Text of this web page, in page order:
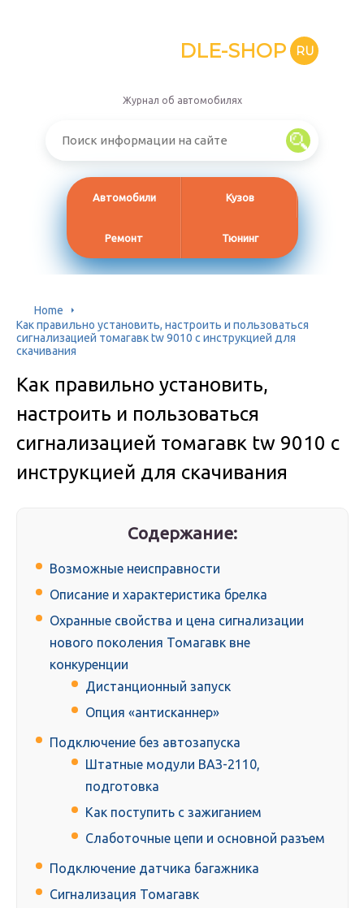
DLE-SHOP RU
Журнал об автомобилях
Автомобили Кузов
Ремонт Тюнинг
Home
Как правильно установить, настроить и пользоваться
сигнализацией томагавк tw 9010 с инструкцией для
скачивания
Как правильно установить,
настроить и пользоваться
сигнализацией томагавк tw 9010 с
инструкцией для скачивания
Содержание:
Возможные неисправности
Описание и характеристика брелка
Охранные свойства и цена сигнализации
нового поколения Томагавк вне
конкуренции
Дистанционный запуск
Опция «антисканнер»
Подключение без автозапуска
Штатные модули ВАЗ-2110,
подготовка
Как поступить с зажиганием
Слаботочные цепи и основной разъем
Подключение датчика багажника
Сигнализация Томагавк